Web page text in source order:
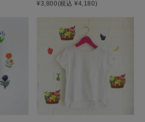
¥3,800(税込 ¥4,180)